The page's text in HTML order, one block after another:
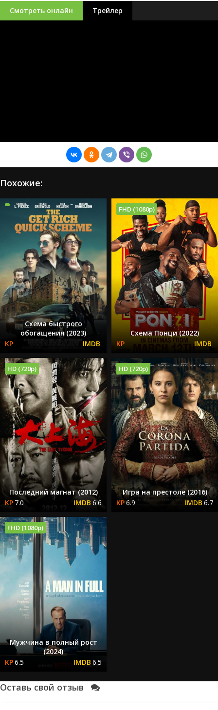
Смотреть онлайн Трейлер
Похожие:
Схема быстрого
обогащения (2023)
FHD (1080p)
Схема Понци (2022)
HD (720p)
Последний магнат (2012)
7.0
6.6
HD (720p)
Игра на престоле (2016)
6.9
6.7
FHD (1080p)
Мужчина в полный рост
(2024)
6.5
6.5
Оставь свой отзыв